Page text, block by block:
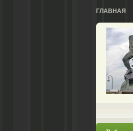
ГЛАВНАЯ